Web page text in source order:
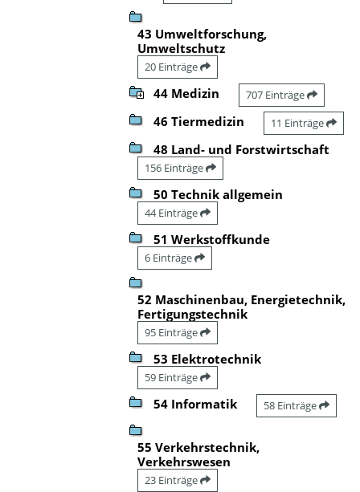
43 Umweltforschung,
Umweltschutz
20 Einträge
44 Medizin 707 Einträge
46 Tiermedizin 11 Einträge
48 Land- und Forstwirtschaft
156 Einträge
50 Technik allgemein
44 Einträge
51 Werkstoffkunde
6 Einträge
52 Maschinenbau, Energietechnik,
Fertigungstechnik
95 Einträge
53 Elektrotechnik
59 Einträge
54 Informatik 58 Einträge
55 Verkehrstechnik,
Verkehrswesen
23 Einträge